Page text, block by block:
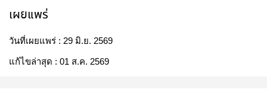
เผยแพร่
วันที่เผยแพร่ : 29 มิ.ย. 2569
แก้ไขล่าสุด : 01 ส.ค. 2569